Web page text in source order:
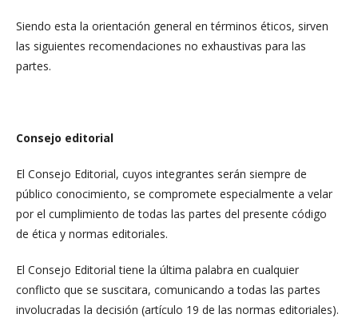
Siendo esta la orientación general en términos éticos, sirven
las siguientes recomendaciones no exhaustivas para las
partes.
Consejo editorial
El Consejo Editorial, cuyos integrantes serán siempre de
público conocimiento, se compromete especialmente a velar
por el cumplimiento de todas las partes del presente código
de ética y normas editoriales.
El Consejo Editorial tiene la última palabra en cualquier
conflicto que se suscitara, comunicando a todas las partes
involucradas la decisión (artículo 19 de las normas editoriales).